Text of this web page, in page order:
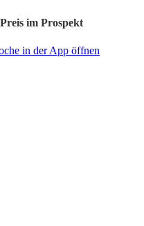
im Prospekt
in der App öffnen